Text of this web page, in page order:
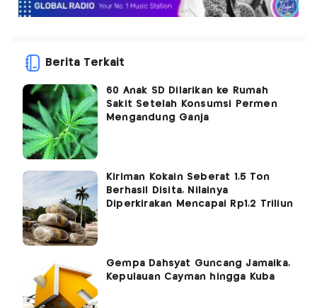
Berita Terkait
60 Anak SD Dilarikan ke Rumah
Sakit Setelah Konsumsi Permen
Mengandung Ganja
Kiriman Kokain Seberat 1,5 Ton
Berhasil Disita, Nilainya
Diperkirakan Mencapai Rp1,2 Triliun
Gempa Dahsyat Guncang Jamaika,
Kepulauan Cayman hingga Kuba